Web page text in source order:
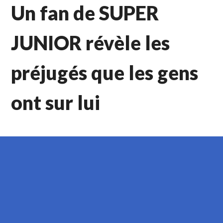
Un fan de SUPER
JUNIOR révèle les
préjugés que les gens
ont sur lui